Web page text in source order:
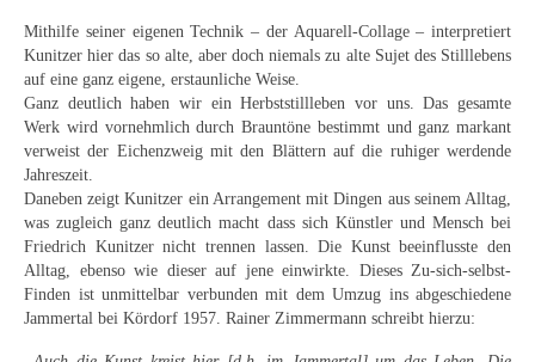
Düsseldorfer Künstler
Fränkische Künstler
Hamburger Künstler
Pfälzer Künstler
Schwäbische Künstler
Weitere
Mithilfe seiner eigenen Technik – der Aquarell-Collage – interpretiert
Kunitzer hier das so alte, aber doch niemals zu alte Sujet des Stilllebens
auf eine ganz eigene, erstaunliche Weise.
Ganz deutlich haben wir ein Herbststillleben vor uns. Das gesamte
Werk wird vornehmlich durch Brauntöne bestimmt und ganz markant
verweist der Eichenzweig mit den Blättern auf die ruhiger werdende
Jahreszeit.
Daneben zeigt Kunitzer ein Arrangement mit Dingen aus seinem Alltag,
was zugleich ganz deutlich macht dass sich Künstler und Mensch bei
Friedrich Kunitzer nicht trennen lassen. Die Kunst beeinflusste den
Alltag, ebenso wie dieser auf jene einwirkte. Dieses Zu-sich-selbst-
Finden ist unmittelbar verbunden mit dem Umzug ins abgeschiedene
Jammertal bei Kördorf 1957. Rainer Zimmermann schreibt hierzu: